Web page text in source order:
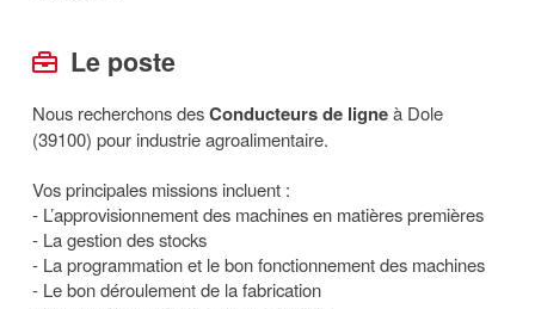
Le poste
Nous recherchons desConducteurs de ligneà Dole
(39100) pour industrie agroalimentaire.
Vos principales missions incluent :
- L’approvisionnement des machines en matières premières
- La gestion des stocks
- La programmation et le bon fonctionnement des machines
- Le bon déroulement de la fabrication